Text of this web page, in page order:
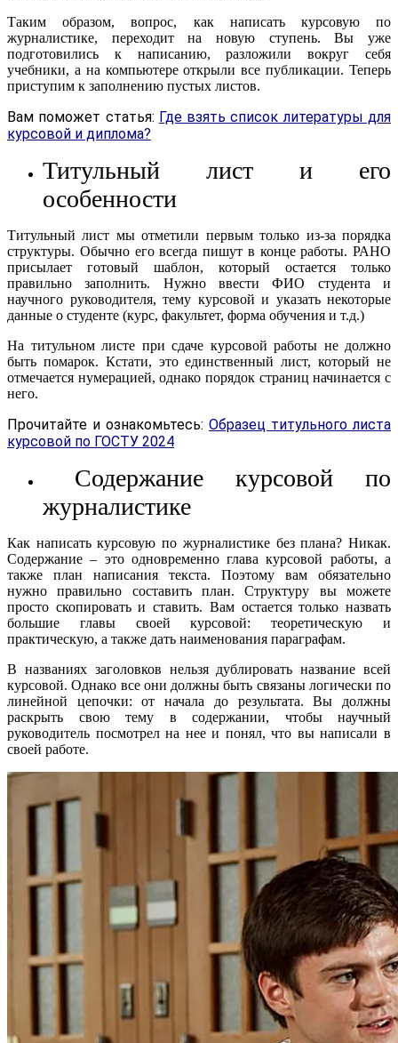
Таким образом, вопрос, как написать курсовую по
журналистике, переходит на новую ступень. Вы уже
подготовились к написанию, разложили вокруг себя
учебники, а на компьютере открыли все публикации. Теперь
приступим к заполнению пустых листов.
Вам поможет статья: Где взять список литературы для
курсовой и диплома?
Титульный лист и его
особенности
Титульный лист мы отметили первым только из-за порядка
структуры. Обычно его всегда пишут в конце работы. РАНО
присылает готовый шаблон, который остается только
правильно заполнить. Нужно ввести ФИО студента и
научного руководителя, тему курсовой и указать некоторые
данные о студенте (курс, факультет, форма обучения и т.д.)
На титульном листе при сдаче курсовой работы не должно
быть помарок. Кстати, это единственный лист, который не
отмечается нумерацией, однако порядок страниц начинается с
него.
Прочитайте и ознакомьтесь: Образец титульного листа
курсовой по ГОСТУ 2024
Содержание курсовой по
журналистике
Как написать курсовую по журналистике без плана? Никак.
Содержание – это одновременно глава курсовой работы, а
также план написания текста. Поэтому вам обязательно
нужно правильно составить план. Структуру вы можете
просто скопировать и ставить. Вам остается только назвать
большие главы своей курсовой: теоретическую и
практическую, а также дать наименования параграфам.
В названиях заголовков нельзя дублировать название всей
курсовой. Однако все они должны быть связаны логически по
линейной цепочки: от начала до результата. Вы должны
раскрыть свою тему в содержании, чтобы научный
руководитель посмотрел на нее и понял, что вы написали в
своей работе.